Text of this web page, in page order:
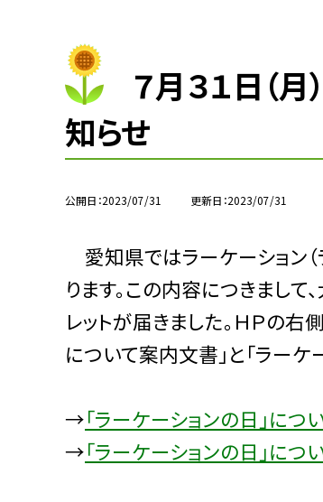
７月３１日（
知らせ
公開日 2023/07/31 更新日 2023/07/31
愛知県ではラーケーション
ります。この内容につきまし
レットが届きました。ＨＰの右
について案内文書」と「ラーケ
→「ラーケーションの日」に
→「ラーケーションの日」につ